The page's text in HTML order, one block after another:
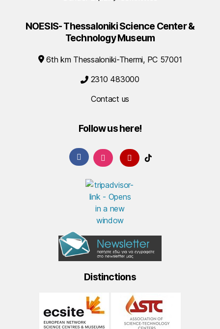
NOESIS- Thessaloniki Science Center &
Technology Museum
6th km Thessaloniki-Thermi, PC 57001
2310 483000
Contact us
Follow us here!
Distinctions